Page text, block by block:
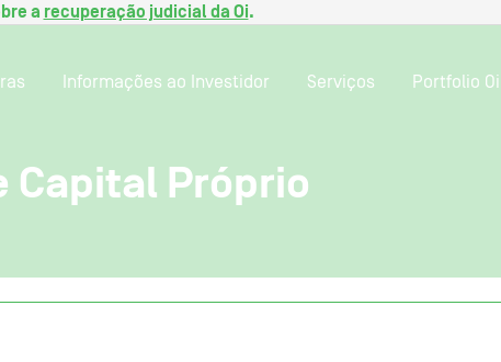
a recuperação judicial da Oi.
Informações ao Investidor Serviços Portfolio Oi
Capital Próprio